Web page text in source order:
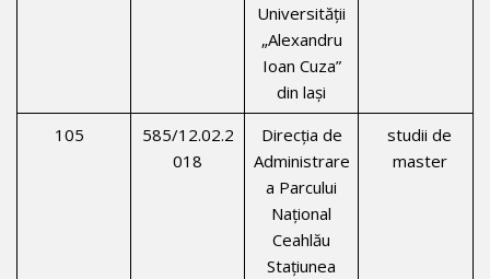
Universității
„Alexandru
Ioan Cuza”
din laşi
105
585/12.02.2
018
Direcţia de
Administrare
a Parcului
Național
Ceahlău
Stațiunea
studii de
master